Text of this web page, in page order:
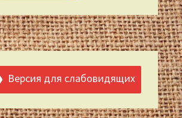
Версия для слабовидящих